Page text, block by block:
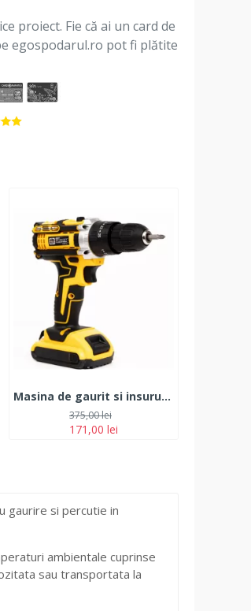
proiect. Fie că ai un card de
egospodarul.ro pot fi plătite
Masina de gaurit si insurubat GermanMeister 36V,5Ah, 2 acumulatori,30 accesorii
171,00 lei
375,00 lei
gaurire si percutie in
ambientale cuprinse
sau transportata la